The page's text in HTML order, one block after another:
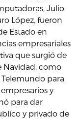
Julio
López, fueron
Estado en
empresariales
que surgió de
Navidad, como
para
y
para dar
y privado de